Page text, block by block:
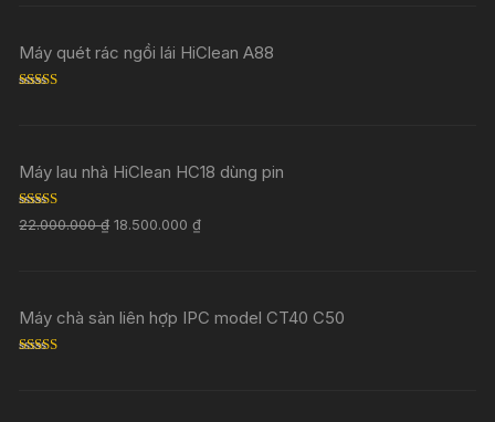
Máy quét rác ngồi lái HiClean A88
Máy lau nhà HiClean HC18 dùng pin
Rated5.00
out of 5
22.000.000₫ 18.500.000₫
Máy chà sàn liên hợp IPC model CT40 C50